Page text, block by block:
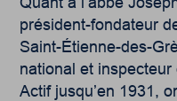
président-fondateur
Saint-Étienne-des-
national et
Actif jusqu’en 1931,